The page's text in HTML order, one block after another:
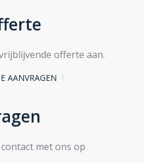
offerte aan.
AANVRAGEN
met ons op